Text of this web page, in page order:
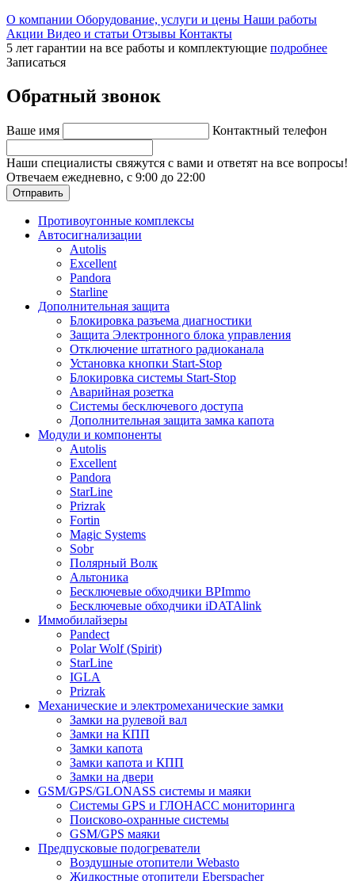
О компании Оборудование, услуги и цены Наши работы
Акции Видео и статьи Отзывы Контакты
5 лет гарантии на все работы и комплектующие подробнее
Записаться
Обратный звонок
Ваше имя Контактный телефон
Наши специалисты свяжутся с вами и ответят на все вопросы!
Отвечаем ежедневно, с 9:00 до 22:00
Отправить
Противоугонные комплексы
Автосигнализации
Autolis
Excellent
Pandora
Starline
Дополнительная защита
Блокировка разъема диагностики
Защита Электронного блока управления
Отключение штатного радиоканала
Установка кнопки Start-Stop
Блокировка системы Start-Stop
Аварийная розетка
Системы бесключевого доступа
Дополнительная защита замка капота
Модули и компоненты
Autolis
Excellent
Pandora
StarLine
Prizrak
Fortin
Magic Systems
Sobr
Полярный Волк
Альтоника
Бесключевые обходчики BPImmo
Бесключевые обходчики iDATAlink
Иммобилайзеры
Pandect
Polar Wolf (Spirit)
StarLine
IGLA
Prizrak
Механические и электромеханические замки
Замки на рулевой вал
Замки на КПП
Замки капота
Замки капота и КПП
Замки на двери
GSM/GPS/GLONASS системы и маяки
Системы GPS и ГЛОНАСС мониторинга
Поисково-охранные системы
GSM/GPS маяки
Предпусковые подогреватели
Воздушные отопители Webasto
Жидкостные отопители Eberspacher